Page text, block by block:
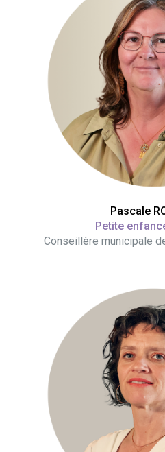
Pascale
Petite
Conseillère municipale